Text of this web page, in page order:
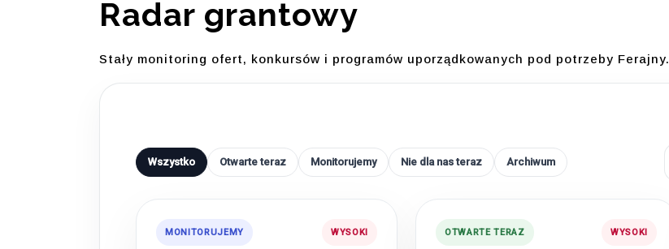
Radar grantowy
Stały monitoring ofert, konkursów i programów uporządkowanych pod potrzeby Ferajny.
Wszystko Otwarte teraz Monitorujemy Nie dla nas teraz Archiwum
MONITORUJEMY WYSOKI OTWARTE TERAZ WYSOKI